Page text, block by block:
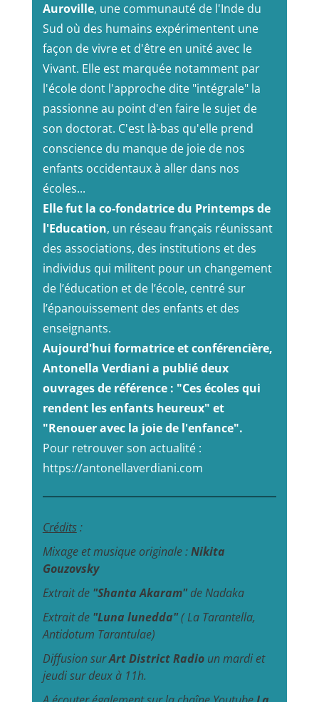
Auroville, une communauté de l'Inde du
Sud où des humains expérimentent une
façon de vivre et d'être en unité avec le
Vivant. Elle est marquée notamment par
l'école dont l'approche dite "intégrale" la
passionne au point d'en faire le sujet de
son doctorat. C'est là-bas qu'elle prend
conscience du manque de joie de nos
enfants occidentaux à aller dans nos
écoles...
Elle fut la co-fondatrice du Printemps de
l'Education, un réseau français réunissant
des associations, des institutions et des
individus qui militent pour un changement
de l’éducation et de l’école, centré sur
l’épanouissement des enfants et des
enseignants.
Aujourd'hui formatrice et conférencière,
Antonella Verdiani a publié deux
ouvrages de référence : "Ces écoles qui
rendent les enfants heureux" et
"Renouer avec la joie de l'enfance".
Pour retrouver son actualité :
https://antonellaverdiani.com
Crédits:
Mixage et musique originale :Nikita
Gouzovsky
Extrait de"Shanta Akaram"deNadaka
Extrait de "Luna lunedda"(La Tarantella,
Antidotum Tarantulae)
Diffusion surArt District Radio un mardi et
jeudi sur deux à 11h.